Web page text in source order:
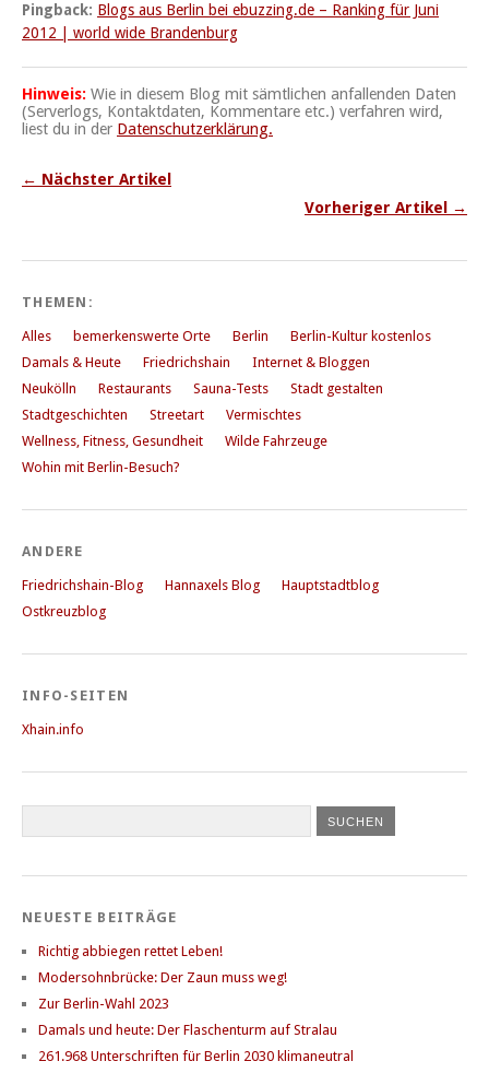
Pingback: Blogs aus Berlin bei ebuzzing.de – Ranking für Juni
2012 | world wide Brandenburg
Hinweis: Wie in diesem Blog mit sämtlichen anfallenden Daten
(Serverlogs, Kontaktdaten, Kommentare etc.) verfahren wird,
liest du in der Datenschutzerklärung.
← Nächster Artikel
Vorheriger Artikel →
THEMEN:
Alles bemerkenswerte Orte Berlin
Berlin-Kultur kostenlos
Damals & Heute
Friedrichshain
Internet & Bloggen
Neukölln
Restaurants Sauna-Tests
Stadt gestalten
Stadtgeschichten
Streetart
Vermischtes
Wellness, Fitness, Gesundheit
Wilde Fahrzeuge
Wohin mit Berlin-Besuch?
ANDERE
Friedrichshain-Blog Hannaxels Blog
Hauptstadtblog
Ostkreuzblog
INFO-SEITEN
Xhain.info
NEUESTE BEITRÄGE
Richtig abbiegen rettet Leben!
Modersohnbrücke: Der Zaun muss weg!
Zur Berlin-Wahl 2023
Damals und heute: Der Flaschenturm auf Stralau
261.968 Unterschriften für Berlin 2030 klimaneutral